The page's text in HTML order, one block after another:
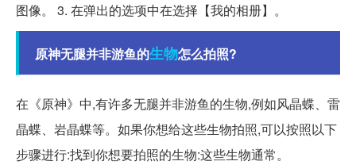
图像。 3. 在弹出的选项中在选择【我的相册】。
原神无腿并非游鱼的生物怎么拍照?
在《原神》中,有许多无腿并非游鱼的生物,例如风晶蝶、雷
晶蝶、岩晶蝶等。如果你想给这些生物拍照,可以按照以下
步骤进行:找到你想要拍照的生物:这些生物通常。